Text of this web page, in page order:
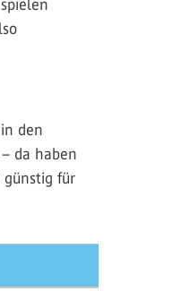
den
da haben
günstig für